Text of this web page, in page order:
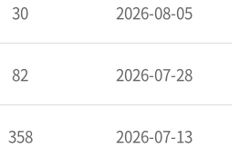
30 2026-08-05
82 2026-07-28
358 2026-07-13